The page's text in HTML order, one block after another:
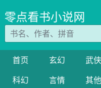
零点看书小说网
首页 玄幻 武侠
科幻
言情 其他